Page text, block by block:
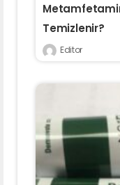
Temizlenir?
Editor